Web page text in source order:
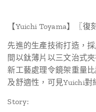
【Yuichi Toyama】〖
先進的生產技術打造，
間以鈦薄片以三文治式
新工藝處理令鏡架重量
及舒適性，可見Yuichi對
Story: